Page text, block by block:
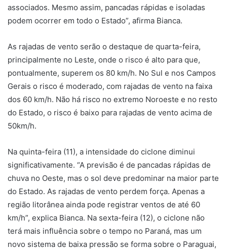
associados. Mesmo assim, pancadas rápidas e isoladas
podem ocorrer em todo o Estado”, afirma Bianca.
As rajadas de vento serão o destaque de quarta-feira,
principalmente no Leste, onde o risco é alto para que,
pontualmente, superem os 80 km/h. No Sul e nos Campos
Gerais o risco é moderado, com rajadas de vento na faixa
dos 60 km/h. Não há risco no extremo Noroeste e no resto
do Estado, o risco é baixo para rajadas de vento acima de
50km/h.
Na quinta-feira (11), a intensidade do ciclone diminui
significativamente. “A previsão é de pancadas rápidas de
chuva no Oeste, mas o sol deve predominar na maior parte
do Estado. As rajadas de vento perdem força. Apenas a
região litorânea ainda pode registrar ventos de até 60
km/h”, explica Bianca. Na sexta-feira (12), o ciclone não
terá mais influência sobre o tempo no Paraná, mas um
novo sistema de baixa pressão se forma sobre o Paraguai,